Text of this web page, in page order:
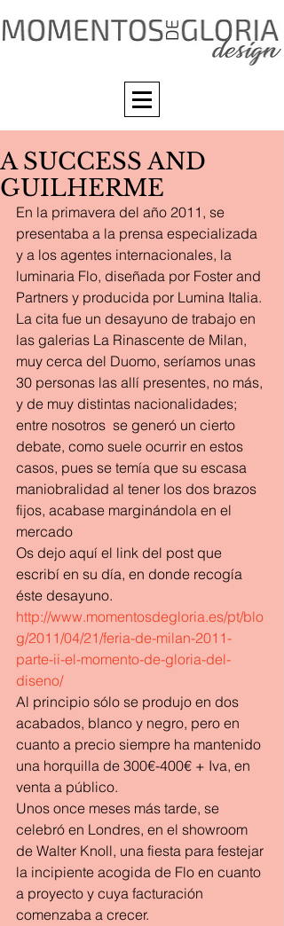
A SUCCESS AND
GUILHERME
En la primavera del año 2011, se
presentaba a la prensa especializada
y a los agentes internacionales, la
luminaria Flo, diseñada por Foster and
Partners y producida por Lumina Italia.
La cita fue un desayuno de trabajo en
las galerias La Rinascente de Milan,
muy cerca del Duomo, seríamos unas
30 personas las allí presentes, no más,
y de muy distintas nacionalidades;
entre nosotros  se generó un cierto
debate, como suele ocurrir en estos
casos, pues se temía que su escasa
maniobralidad al tener los dos brazos
fijos, acabase marginándola en el
mercado
Os dejo aquí el link del post que
escribí en su día, en donde recogía
éste desayuno.
http://www.momentosdegloria.es/pt/blo
g/2011/04/21/feria-de-milan-2011-
parte-ii-el-momento-de-gloria-del-
diseno/
Al principio sólo se produjo en dos
acabados, blanco y negro, pero en
cuanto a precio siempre ha mantenido
una horquilla de 300€-400€ + Iva, en
venta a público.
Unos once meses más tarde, se
celebró en Londres, en el showroom
de Walter Knoll, una fiesta para festejar
la incipiente acogida de Flo en cuanto
a proyecto y cuya facturación
comenzaba a crecer.